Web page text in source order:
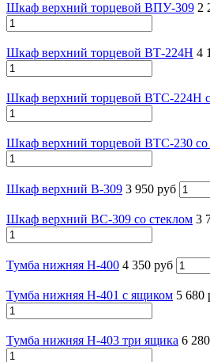
Шкаф верхний торцевой ВПУ-309 2
Шкаф верхний торцевой ВТ-224Н 4
Шкаф верхний торцевой ВТС-224Н
Шкаф верхний торцевой ВТС-230 со
Шкаф верхний В-309 3 950 руб
Шкаф верхний ВС-309 со стеклом 3
Тумба нижняя Н-400 4 350 руб
Тумба нижняя Н-401 с ящиком 5 680
Тумба нижняя Н-403 три ящика 6